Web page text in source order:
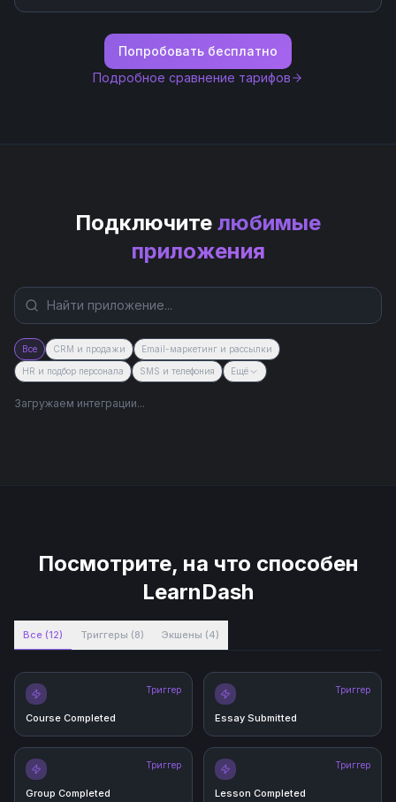
Попробовать бесплатно
Подробное сравнение тарифов
Подключите любимые
приложения
Все CRM и продажи Email-маркетинг и рассылки
HR и подбор персонала SMS и телефония Ещё
Загружаем интеграции...
Посмотрите, на что способен
LearnDash
Все (12) Триггеры (8) Экшены (4)
Триггер
Course Completed
Триггер
Essay Submitted
Триггер
Group Completed
Триггер
Lesson Completed